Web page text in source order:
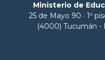
Ministerio de
25 de Mayo 90 · 1º
(4000) Tucumán -